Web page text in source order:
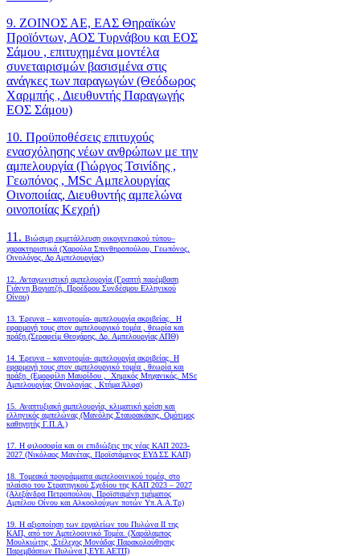
9. ΖΟΙΝΟΣ ΑΕ, ΕΑΣ Θηραϊκών
Προϊόντων, ΑΟΣ Τυρνάβου και ΕΟΣ
Σάμου , επιτυχημένα μοντέλα
συνεταιρισμών βασισμένα στις
ανάγκες των παραγωγών (Θεόδωρος
Χαρμπής , Διευθυντής Παραγωγής
ΕΟΣ Σάμου)
10. Προϋποθέσεις επιτυχούς
ενασχόλησης νέων ανθρώπων με την
αμπελουργία (Γιώργος Τσινίδης ,
Γεωπόνος , MSc Αμπελουργίας
Οινοποιίας, Διευθυντής αμπελώνα
οινοποιίας Κεχρή)
11. Βιώσιμη εκμετάλλευση οικογενειακού τύπου–
χαρακτηριστικά (Χαρούλα Σπινθηροπούλου, Γεωπόνος,
Οινολόγος, Δρ Αμπελουργίας)
12. Ανταγωνιστική αμπελουργία (Γραπτή παρέμβαση
Γιάννη Βογιατζή, Προέδρου Συνδέσμου Ελληνικού
Οίνου)
13. Έρευνα – καινοτομία- αμπελουργία ακριβείας. Η
εφαρμογή τους στον αμπελουργικό τομέα , θεωρία και
πράξη.(Σεραφείμ Θεοχάρης, Δρ. Αμπελουργίας ΑΠΘ)
14. Έρευνα – καινοτομία- αμπελουργία ακριβείας. Η
εφαρμογή τους στον αμπελουργικό τομέα , θεωρία και
πράξη. (Εμορφίλη Μαυρίδου , Χημικός Μηχανικός, MSc
Αμπελουργίας Οινολογίας , Κτήμα Άλφα)
15. Αναπτυξιακή αμπελουργία, κλιματική κρίση και
ελληνικός αμπελώνας (Μανόλης Σταυρακάκης, Ομότιμος
καθηγητής Γ.Π.Α.)
17. Η φιλοσοφία και οι επιδιώξεις της νέας ΚΑΠ 2023-
2027 (Νικόλαος Μανέτας, Προϊστάμενος ΕΥΔ ΣΣ ΚΑΠ)
18. Tομεακά προγράμματα αμπελοοινικού τομέα, στο
πλαίσιο του Στρατηγικού Σχεδίου της ΚΑΠ 2023 – 2027
(Αλεξάνδρα Πετροπούλου, Προϊσταμένη τμήματος
Αμπέλου Οίνου και Αλκοολούχων ποτών Υπ.Α.Α.Τρ)
19. Η αξιοποίηση των εργαλείων του Πυλώνα ΙΙ της
ΚΑΠ, από τον Αμπελοοινικό Τομέα. (Χαράλαμπος
Μουλκιώτης ,Στέλεχος Μονάδας Παρακολούθησης
Παρεμβάσεων Πυλώνα Ι,ΕΥΕ ΑΕΤΠ)